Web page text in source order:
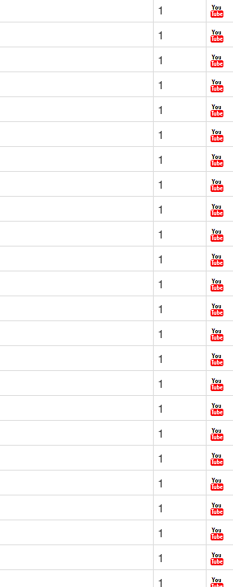
1
1
1
1
1
1
1
1
1
1
1
1
1
1
1
1
1
1
1
1
1
1
1
1